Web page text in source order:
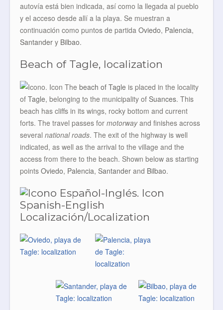
autovía está bien indicada, así como la llegada al pueblo
y el acceso desde allí a la playa. Se muestran a
continuación como puntos de partida Oviedo, Palencia,
Santander y Bilbao.
Beach of Tagle, localization
The beach of Tagle is placed in the locality
of Tagle, belonging to the municipality of Suances. This
beach has cliffs in its wings, rocky bottom and current
forts. The travel passes for motorwayand finishes across
several national roads. The exit of the highway is well
indicated, as well as the arrival to the village and the
access from there to the beach. Shown below as starting
points Oviedo, Palencia, Santander and Bilbao.
Localización/Localization